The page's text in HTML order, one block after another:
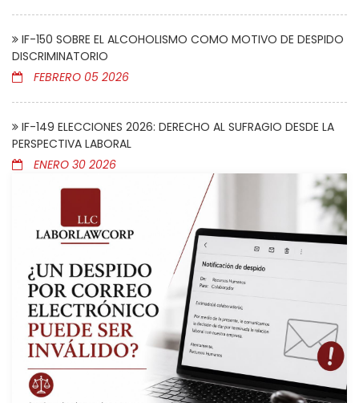
IF-150 SOBRE EL ALCOHOLISMO COMO MOTIVO DE DESPIDO
DISCRIMINATORIO
FEBRERO 05 2026
IF-149 ELECCIONES 2026: DERECHO AL SUFRAGIO DESDE LA
PERSPECTIVA LABORAL
ENERO 30 2026